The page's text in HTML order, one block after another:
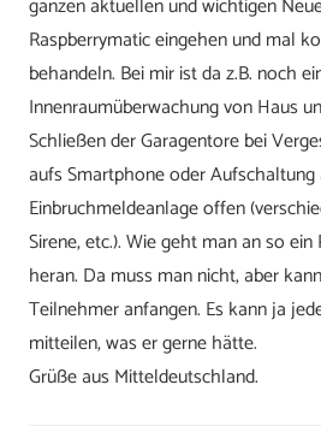
Raspberrymatic eingehen und mal
behandeln. Bei mir ist da z.B. noch
Innenraumüberwachung von Haus
Schließen der Garagentore bei
aufs Smartphone oder
Einbruchmeldeanlage offen
Sirene, etc.). Wie geht man an so
heran. Da muss man nicht, aber
Teilnehmer anfangen. Es kann ja
mitteilen, was er gerne hätte.
Grüße aus Mitteldeutschland.